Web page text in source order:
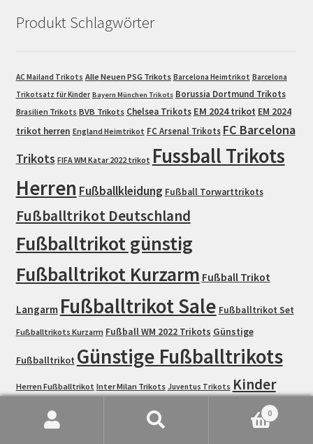
Produkt Schlagwörter
AC Mailand Trikots Alle Neuen PSG Trikots Barcelona Heimtrikot Barcelona
Trikotsatz für Kinder Bayern München Trikots Borussia Dortmund Trikots
Brasilien Trikots BVB Trikots Chelsea Trikots EM 2024 trikot EM 2024
trikot herren England Heimtrikot FC Arsenal Trikots FC Barcelona
Trikots FIFA WM Katar 2022 trikot Fussball Trikots
Herren Fußballkleidung Fußball Torwarttrikots
Fußballtrikot Deutschland
Fußballtrikot günstig
Fußballtrikot Kurzarm Fußball Trikot
Langarm Fußballtrikot Sale Fußballtrikot Set
Fußballtrikots Kurzarm Fußball WM 2022 Trikots Günstige
Fußballtrikot Günstige Fußballtrikots
Herren Fußballtrikot Inter Milan Trikots Juventus Trikots Kinder
Fußball Trikotsatz
Liverpool Trikots
Manchester City
TrikotsManchester United Trikots
Paris
0